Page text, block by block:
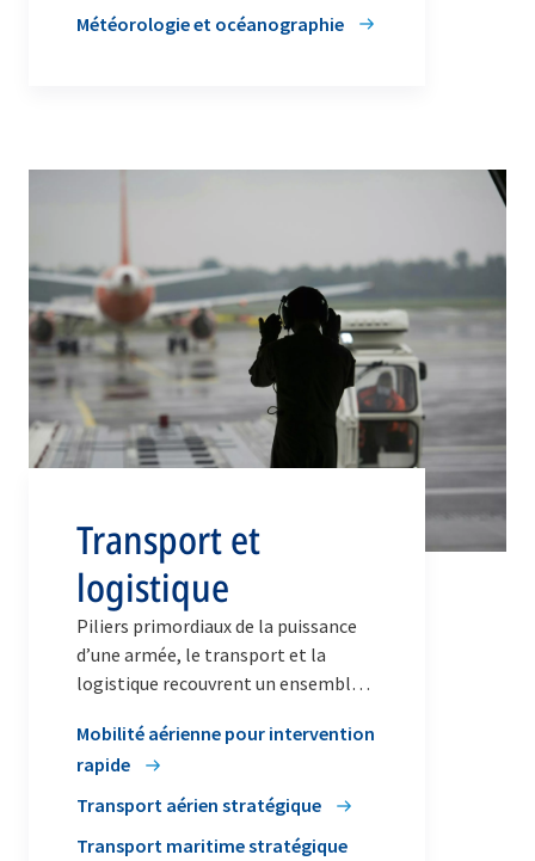
Météorologie et océanographie
Transport et
logistique
Piliers primordiaux de la puissance
d’une armée, le transport et la
logistique recouvrent un ensemble
Mobilité aérienne pour intervention
rapide
Transport aérien stratégique
Transport maritime stratégique